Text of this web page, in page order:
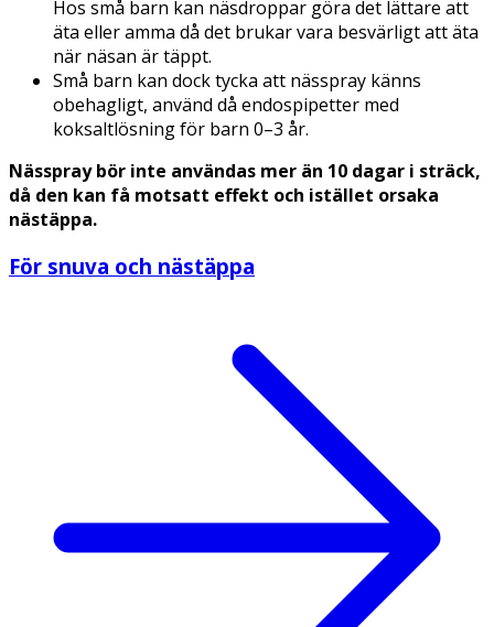
Hos små barn kan näsdroppar göra det lättare att
äta eller amma då det brukar vara besvärligt att äta
när näsan är täppt.
Små barn kan dock tycka att nässpray känns
obehagligt, använd då endospipetter med
koksaltlösning för barn 0–3 år.
Nässpray bör inte användas mer än 10 dagar i sträck,
då den kan få motsatt effekt och istället orsaka
nästäppa.
För snuva och nästäppa